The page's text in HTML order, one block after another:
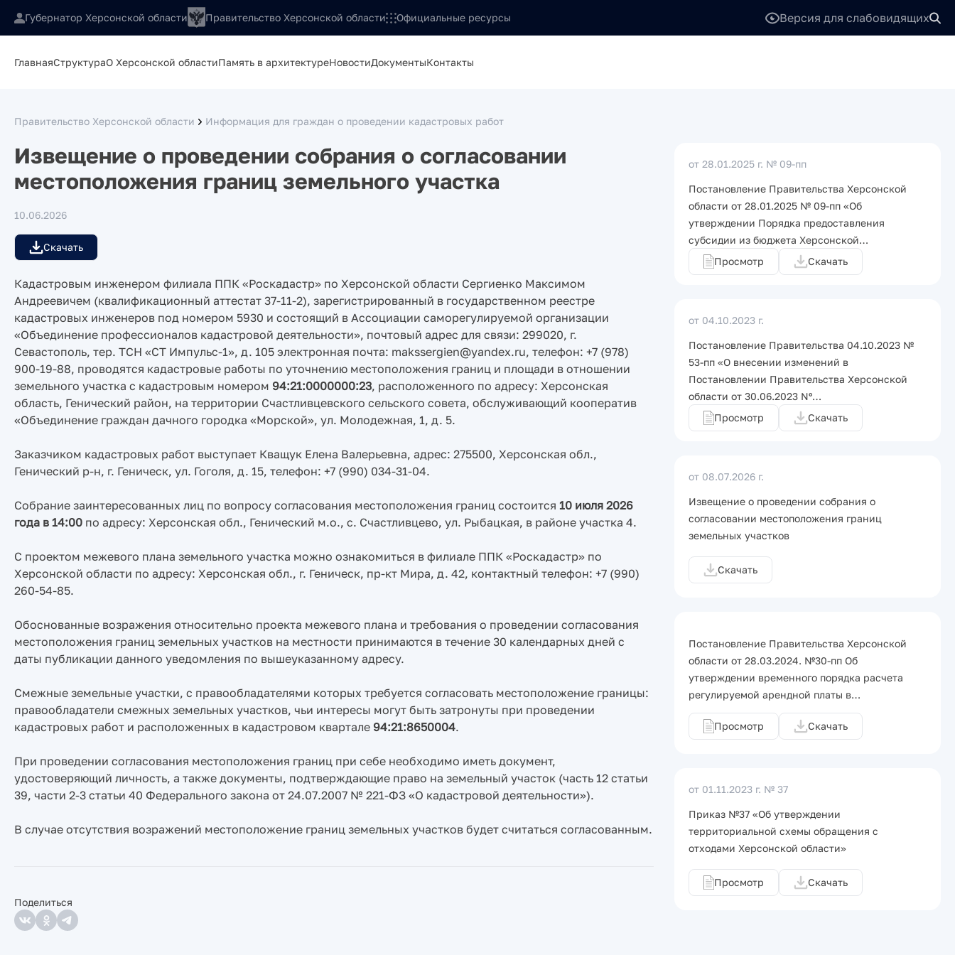
Губернатор Херсонской области Правительство Херсонской области Официальные ресурсы Версия для слабовидящих
ГлавнаяСтруктураО Херсонской областиПамять в архитектуреНовостиДокументыКонтакты
Правительство Херсонской области Информация для граждан о проведении кадастровых работ
Извещение о проведении собрания о согласовании
местоположения границ земельного участка
10.06.2026
Скачать
Кадастровым инженером филиала ППК «Роскадастр» по Херсонской области Сергиенко Максимом
Андреевичем (квалификационный аттестат 37-11-2), зарегистрированный в государственном реестре
кадастровых инженеров под номером 5930 и состоящий в Ассоциации саморегулируемой организации
«Объединение профессионалов кадастровой деятельности», почтовый адрес для связи: 299020, г.
Севастополь, тер. ТСН «СТ Импульс-1», д. 105 электронная почта: makssergien@yandex.ru, телефон: +7 (978)
900-19-88, проводятся кадастровые работы по уточнению местоположения границ и площади в отношении
земельного участка с кадастровым номером 94:21:0000000:23, расположенного по адресу: Херсонская
область, Генический район, на территории Счастливцевского сельского совета, обслуживающий кооператив
«Объединение граждан дачного городка «Морской», ул. Молодежная, 1, д. 5.
Заказчиком кадастровых работ выступает Кващук Елена Валерьевна, адрес: 275500, Херсонская обл.,
Генический р-н, г. Геническ, ул. Гоголя, д. 15, телефон: +7 (990) 034-31-04.
Собрание заинтересованных лиц по вопросу согласования местоположения границ состоится 10 июля 2026
года в 14:00 по адресу: Херсонская обл., Генический м.о., с. Счастливцево, ул. Рыбацкая, в районе участка 4.
С проектом межевого плана земельного участка можно ознакомиться в филиале ППК «Роскадастр» по
Херсонской области по адресу: Херсонская обл., г. Геническ, пр-кт Мира, д. 42, контактный телефон: +7 (990)
260-54-85.
Обоснованные возражения относительно проекта межевого плана и требования о проведении согласования
местоположения границ земельных участков на местности принимаются в течение 30 календарных дней с
даты публикации данного уведомления по вышеуказанному адресу.
Смежные земельные участки, с правообладателями которых требуется согласовать местоположение границы:
правообладатели смежных земельных участков, чьи интересы могут быть затронуты при проведении
кадастровых работ и расположенных в кадастровом квартале 94:21:8650004.
При проведении согласования местоположения границ при себе необходимо иметь документ,
удостоверяющий личность, а также документы, подтверждающие право на земельный участок (часть 12 статьи
39, части 2-3 статьи 40 Федерального закона от 24.07.2007 № 221-ФЗ «О кадастровой деятельности»).
В случае отсутствия возражений местоположение границ земельных участков будет считаться согласованным.
Поделиться
от 28.01.2025 г. № 09-пп
Постановление Правительства Херсонской
области от 28.01.2025 № 09-пп «Об
утверждении Порядка предоставления
субсидии из бюджета Херсонской…
Просмотр
Скачать
от 04.10.2023 г.
Постановление Правительства 04.10.2023 №
53-пп «О внесении изменений в
Постановлении Правительства Херсонской
области от 30.06.2023 Nº…
Просмотр
Скачать
от 08.07.2026 г.
Извещение о проведении собрания о
согласовании местоположения границ
земельных участков
Скачать
Постановление Правительства Херсонской
области от 28.03.2024. №30-пп Об
утверждении временного порядка расчета
регулируемой арендной платы в…
Просмотр Скачать
от 01.11.2023 г. № 37
Приказ №37 «Об утверждении
территориальной схемы обращения с
отходами Херсонской области»
Просмотр Скачать